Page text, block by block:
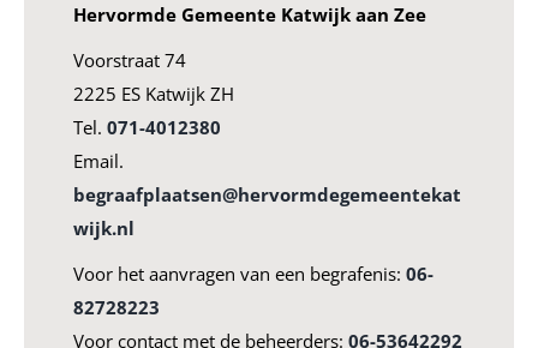
Hervormde Gemeente Katwijk aan Zee
Voorstraat 74
2225 ES Katwijk ZH
Tel. 071-4012380
Email.
begraafplaatsen@hervormdegemeentekat
wijk.nl
Voor het aanvragen van een begrafenis: 06-
82728223
Voor contact met de beheerders: 06-53642292